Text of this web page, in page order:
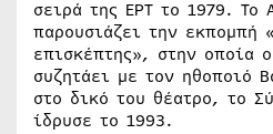
σειρά της ΕΡΤ το 1979. Το
παρουσιάζει την εκπομπή
επισκέπτης», στην οποία
συζητάει με τον ηθοποιό
στο δικό του θέατρο, το
ίδρυσε το 1993.